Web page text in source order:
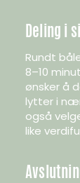
Deling i
Rundt
8–10
ønsker å
lytter i
også
like